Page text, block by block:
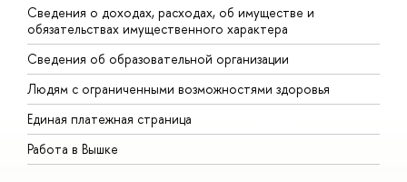
Сведения о доходах, расходах, об имуществе и
обязательствах имущественного характера
Сведения об образовательной организации
Людям с ограниченными возможностями здоровья
Единая платежная страница
Работа в Вышке